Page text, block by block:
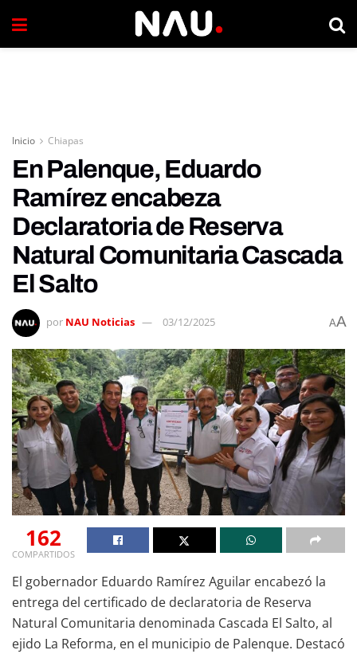
Inicio Chiapas
En Palenque, Eduardo
Ramírez encabeza
Declaratoria de Reserva
Natural Comunitaria Cascada
El Salto
por NAU Noticias 03/12/2025 AA
162
COMPARTIDOS
El gobernador Eduardo Ramírez Aguilar encabezó la
entrega del certificado de declaratoria de Reserva
Natural Comunitaria denominada Cascada El Salto, al
ejido La Reforma, en el municipio de Palenque. Destacó